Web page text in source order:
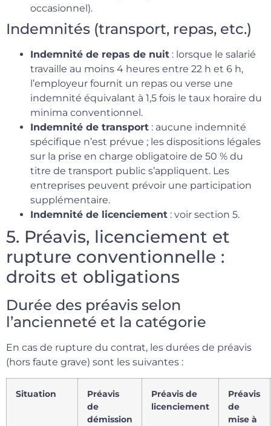
occasionnel).
Indemnités (transport, repas, etc.)
Indemnité de repas de nuit : lorsque le salarié
travaille au moins 4 heures entre 22 h et 6 h,
l’employeur fournit un repas ou verse une
indemnité équivalant à 1,5 fois le taux horaire du
minima conventionnel.
Indemnité de transport : aucune indemnité
spécifique n’est prévue ; les dispositions légales
sur la prise en charge obligatoire de 50 % du
titre de transport public s’appliquent. Les
entreprises peuvent prévoir une participation
supplémentaire.
Indemnité de licenciement : voir section 5.
5. Préavis, licenciement et
rupture conventionnelle :
droits et obligations
Durée des préavis selon
l’ancienneté et la catégorie
En cas de rupture du contrat, les durées de préavis
(hors faute grave) sont les suivantes :
Situation
Préavis
de
démission
Préavis de
licenciement
Préavis
de
mise à